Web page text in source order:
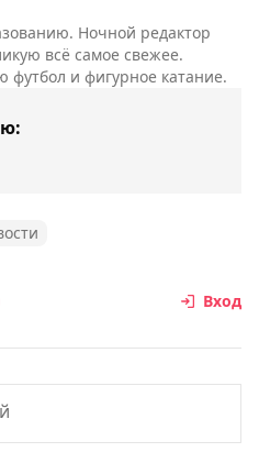
Ночной редактор
всё самое свежее.
футбол и фигурное катание.
Вход